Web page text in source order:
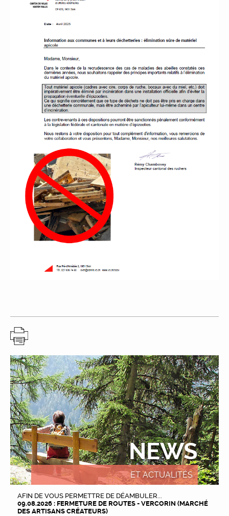
NEWS
ET ACTUALITÉS
AFIN DE VOUS PERMETTRE DE DÉAMBULER...
09.08.2026 : FERMETURE DE ROUTES - VERCORIN (MARCHÉ
DES ARTISANS CRÉATEURS)